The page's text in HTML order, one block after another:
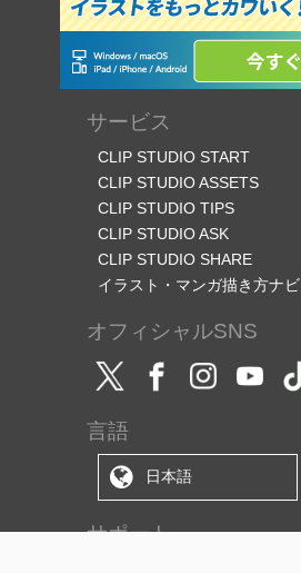
サービス
CLIP STUDIO START
CLIP STUDIO ASSETS
CLIP STUDIO TIPS
CLIP STUDIO ASK
CLIP STUDIO SHARE
イラスト・マンガ描き方ナビ
オフィシャルSNS
言語
日本語
サポート